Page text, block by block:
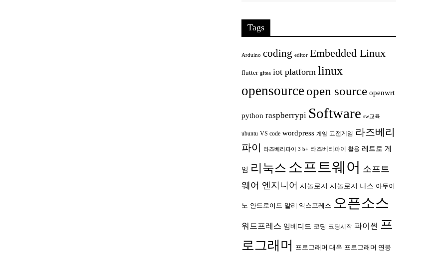
Tags
Arduino coding editor Embedded Linux
flutter gitea iot platform linux
opensource open source openwrt
python raspberrypi Software sw교육
ubuntu VS code wordpress 게임 고전게임
라즈베리
파이
라즈베리파이 3 b+ 라즈베리파이 활용 레트로 게
임 리눅스 소프트웨어 소프트
웨어 엔지니어 시놀로지 시놀로지 나스 아두이
노 안드로이드 알리 익스프레스 오픈소스
워드프레스 임베디드 코딩 코딩시작 파이썬 프
로그래머
프로그래머 대우 프로그래머 연봉